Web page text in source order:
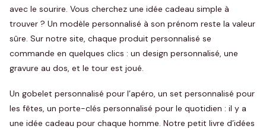
avec le sourire. Vous cherchez une idée cadeau simple à
trouver ? Un modèle personnalisé à son prénom reste la valeur
sûre. Sur notre site, chaque produit personnalisé se
commande en quelques clics : un design personnalisé, une
gravure au dos, et le tour est joué.
Un gobelet personnalisé pour l’apéro, un set personnalisé pour
les fêtes, un porte-clés personnalisé pour le quotidien : il y a
une idée cadeau pour chaque homme. Notre petit livre d’idées